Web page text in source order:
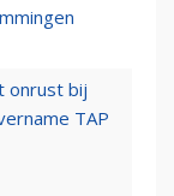
onrust bij
TAP